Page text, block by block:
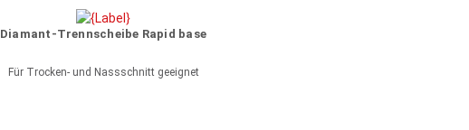
Diamant-Trennscheibe Rapid base
Für Trocken- und Nassschnitt geeignet